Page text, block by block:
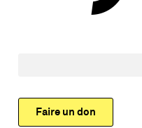
Faire un don